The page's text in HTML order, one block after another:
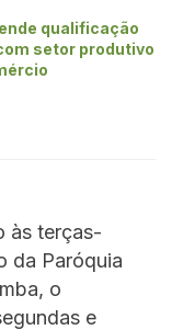
qualificação
setor produtivo
às terças-
da Paróquia
o
e